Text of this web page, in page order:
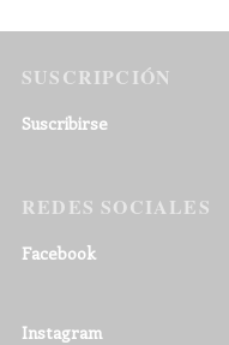
SUSCRIPCIÓN
Suscribirse
REDES SOCIALES
Facebook
Instagram